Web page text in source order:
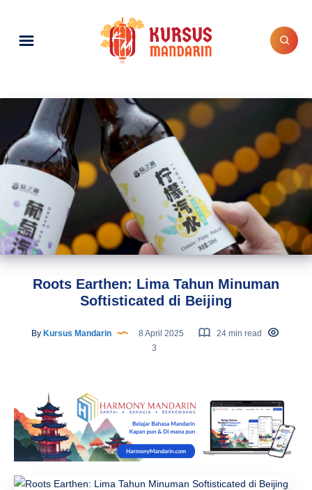
Roots Earthen: Lima Tahun Minuman
Softisticated di Beijing
By Kursus Mandarin 8 April 2025
24 min read
3